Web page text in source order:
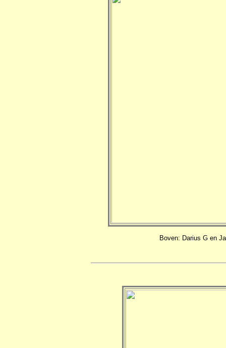
Boven: Darius G en